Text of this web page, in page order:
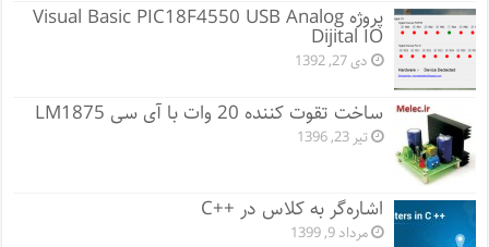
پروژه Visual Basic PIC18F4550 USB Analog
Dijital IO
دی 27, 1392
ساخت تقوت کننده 20 وات با آی سی LM1875
تیر 23, 1396
اشاره‌گر به کلاس در ++C
مرداد 9, 1399